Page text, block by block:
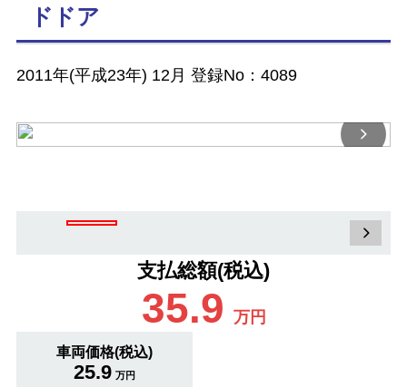
ドドア
2011年(平成23年) 12月 登録No：4089
支払総額(税込)
35.9 万円
車両価格(税込)
25.9 万円